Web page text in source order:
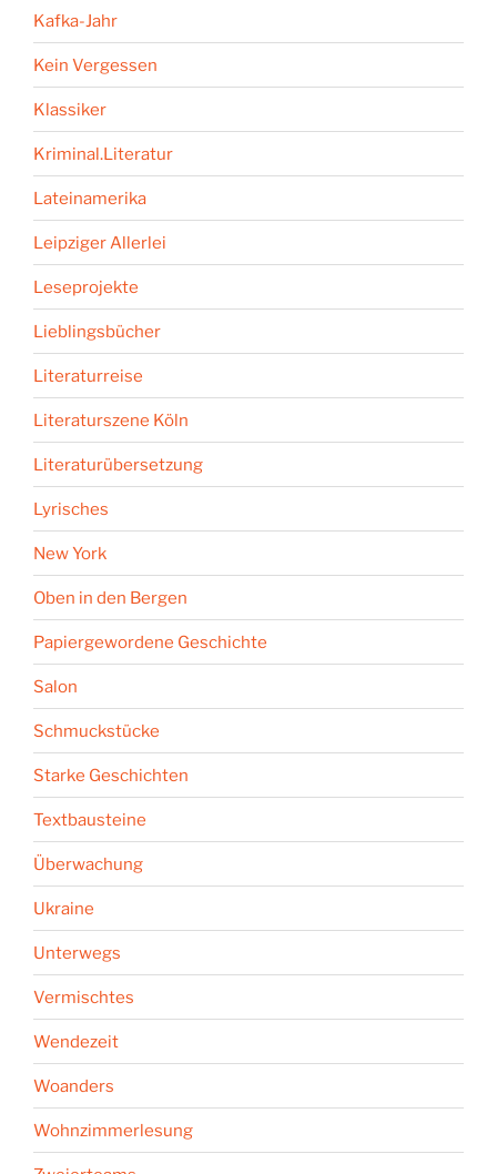
Kafka-Jahr
Kein Vergessen
Klassiker
Kriminal.Literatur
Lateinamerika
Leipziger Allerlei
Leseprojekte
Lieblingsbücher
Literaturreise
Literaturszene Köln
Literaturübersetzung
Lyrisches
New York
Oben in den Bergen
Papiergewordene Geschichte
Salon
Schmuckstücke
Starke Geschichten
Textbausteine
Überwachung
Ukraine
Unterwegs
Vermischtes
Wendezeit
Woanders
Wohnzimmerlesung